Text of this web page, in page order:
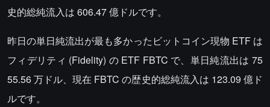
史的総純流入は 606.47 億ドルです。
昨日の単日純流出が最も多かったビットコイン現物 ETF は
フィデリティ (Fidelity) の ETF FBTC で、単日純流出は 75
55.56 万ドル、現在 FBTC の歴史的総純流入は 123.09 億ド
ルです。